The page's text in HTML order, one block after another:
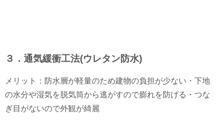
３．通気緩衝工法(ウレタン防水)
メリット：防水層が軽量のため建物の負担が少ない・下地
の水分や湿気を脱気筒から逃がすので膨れを防げる・つな
ぎ目がないので外観が綺麗